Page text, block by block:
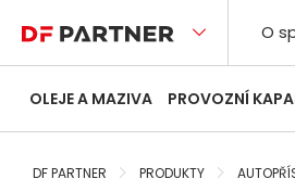
O
OLEJE A MAZIVA PROVOZNÍ
DF PARTNER PRODUKTY